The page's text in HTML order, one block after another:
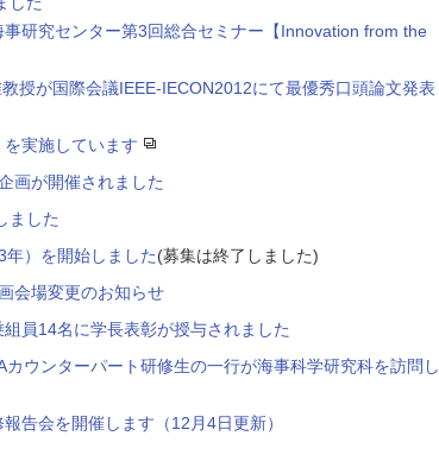
研究センター第3回総合セミナー【Innovation from the
授が国際会議IEEE-IECON2012にて最優秀口頭論文発表
実施しています
画が開催されました
ました
）を開始しました(募集は終了しました)
会場変更のお知らせ
員14名に学長表彰が授与されました
ウンターパート研修生の一行が海事科学研究科を訪問し
告会を開催します（12月4日更新）